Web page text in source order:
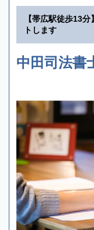
【帯広駅徒歩13
トします
中田司法書